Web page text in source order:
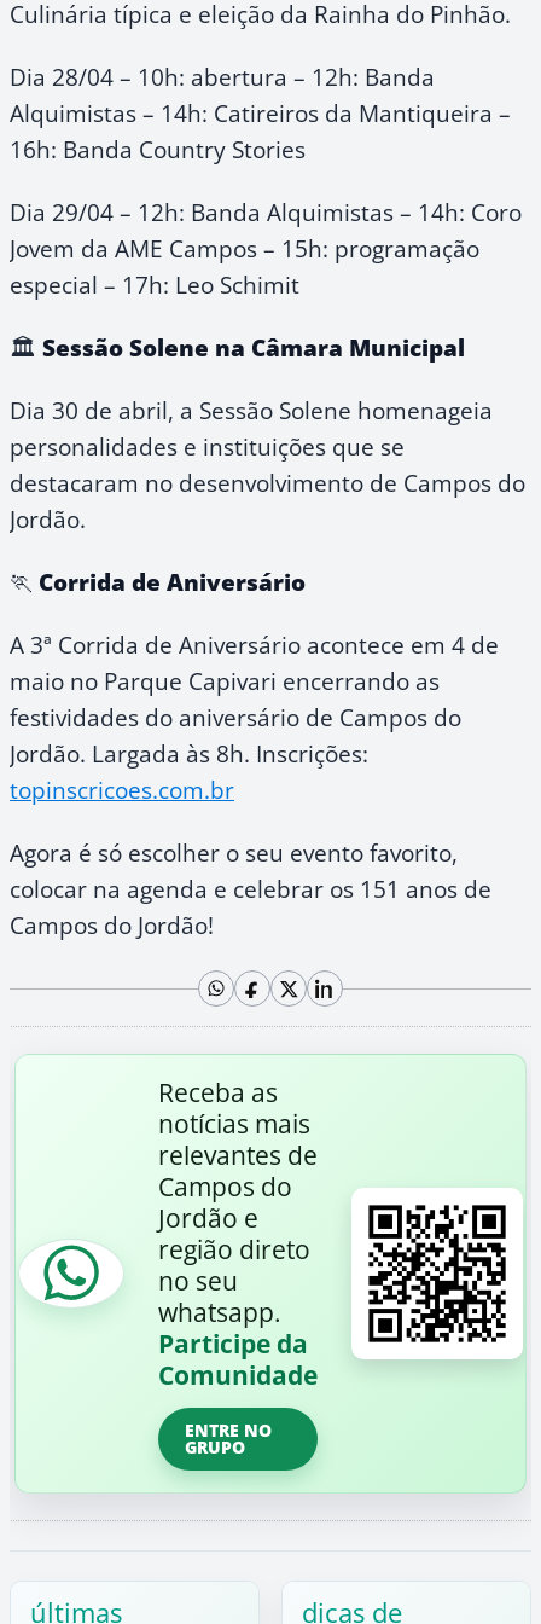
Culinária típica e eleição da Rainha do Pinhão.
Dia 28/04 – 10h: abertura – 12h: Banda
Alquimistas – 14h: Catireiros da Mantiqueira –
16h: Banda Country Stories
Dia 29/04 – 12h: Banda Alquimistas – 14h: Coro
Jovem da AME Campos – 15h: programação
especial – 17h: Leo Schimit
🏛️ Sessão Solene na Câmara Municipal
Dia 30 de abril, a Sessão Solene homenageia
personalidades e instituições que se
destacaram no desenvolvimento de Campos do
Jordão.
🏃 Corrida de Aniversário
A 3ª Corrida de Aniversário acontece em 4 de
maio no Parque Capivari encerrando as
festividades do aniversário de Campos do
Jordão. Largada às 8h. Inscrições:
topinscricoes.com.br
Agora é só escolher o seu evento favorito,
colocar na agenda e celebrar os 151 anos de
Campos do Jordão!
Receba as
notícias mais
relevantes de
Campos do
Jordão e
região direto
no seu
whatsapp.
Participe da
Comunidade
ENTRE NO
GRUPO
últimas dicas de